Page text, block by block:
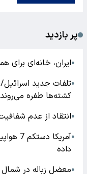
پر بازدید
●ایران، خانه‌ای
●تلفات جدید
کشته‌ها طفره می‌روند
●انتقاد از عدم
●
داده
●معضل زباله در